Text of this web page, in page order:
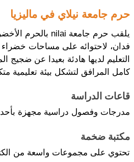
حرم جامعة نيلاي في ماليزيا
كامل المرافق لتشكل بيئة تعليمية
قاعات الدراسة
مدرجات وفصول دراسية مجهزة
مكتبة ضخمة